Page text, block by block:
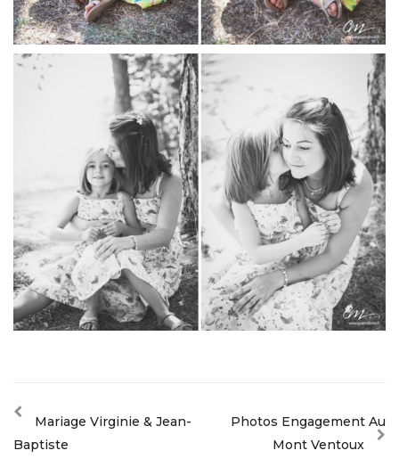
Mariage Virginie & Jean-
Baptiste
Photos Engagement Au
Mont Ventoux